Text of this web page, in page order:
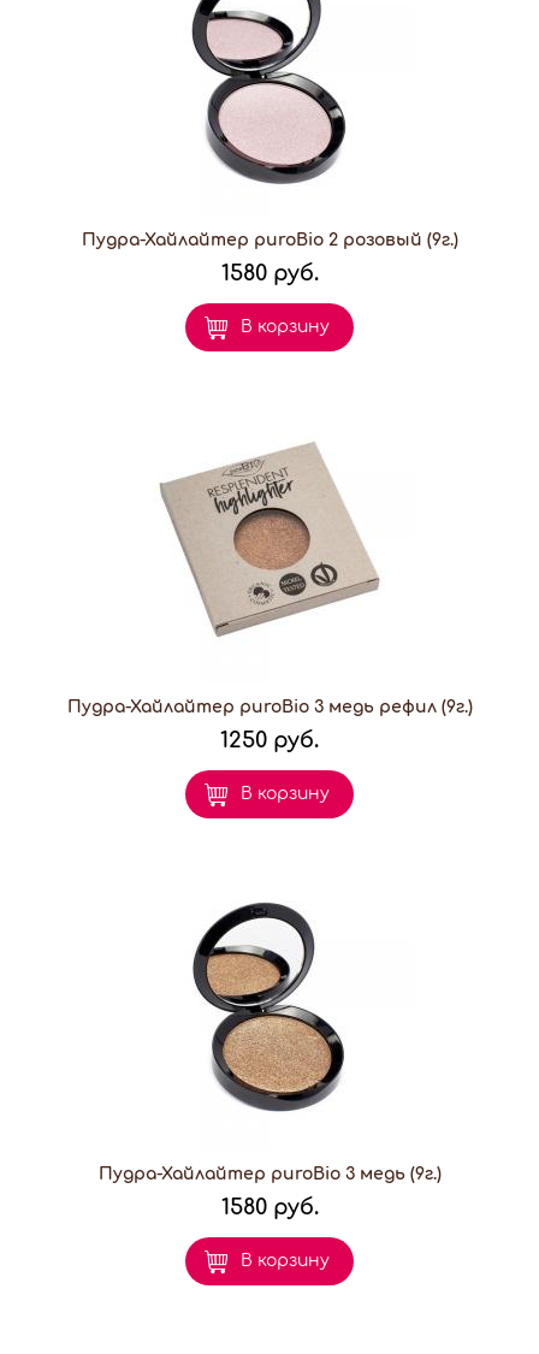
Пудра-Хайлайтер puroBio 2 розовый (9г.)
1580 руб.
В корзину
Пудра-Хайлайтер puroBio 3 медь рефил (9г.)
1250 руб.
В корзину
Пудра-Хайлайтер puroBio 3 медь (9г.)
1580 руб.
В корзину